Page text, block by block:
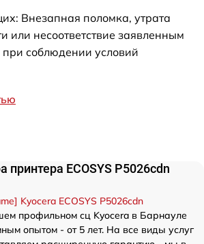
Внезапная поломка, утрата
или несоответствие заявленным
соблюдении условий
принтера ECOSYS P5026cdn
Kyocera ECOSYS P5026cdn
профильном сц Kyocera в Барнауле
опытом - от 5 лет. На все виды услуг